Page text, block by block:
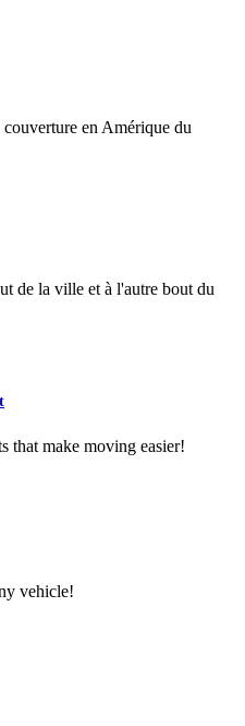
en Amérique du
de la ville et à l'autre bout du
that make moving easier!
vehicle!